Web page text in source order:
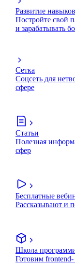
Развитие
Постройте свой
и зарабатывать
Сетка
Соцсеть для
сфере
Статьи
Полезная
сфер
Бесплатные
Рассказывают и
Школа
Готовим frontend-